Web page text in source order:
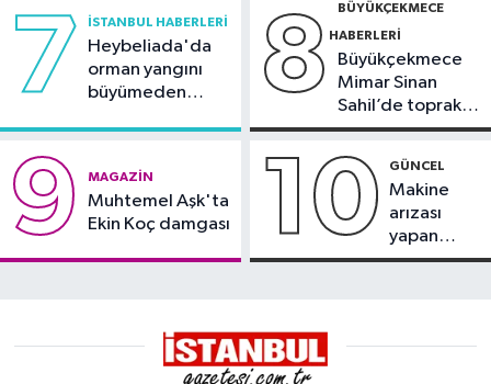
7 İSTANBUL HABERLERI
Heybeliada'da
orman yangını
büyümeden
8 BÜYÜKÇEKMECE
HABERLERI
Büyükçekmece
Mimar Sinan
Sahil’de toprak
kayması
9 MAGAZIN
Muhtemel Aşk'ta
Ekin Koç damgası
10 GÜNCEL
Makine
arızası
yapan
tanker,
alındı